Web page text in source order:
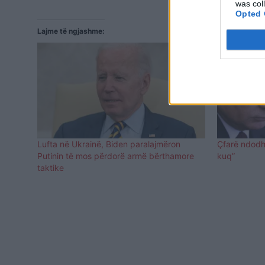
was
Opted
Lajme të ngjashme:
Lufta në Ukrainë, Biden paralajmëron
Putinin të mos përdorë armë bërthamore
taktike
Çfarë
kuq”